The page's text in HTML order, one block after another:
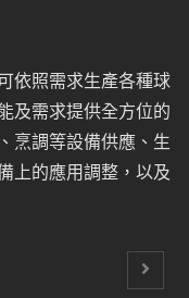
依照需求生產各種球
及需求提供全方位的
烹調等設備供應、生
上的應用調整，以及